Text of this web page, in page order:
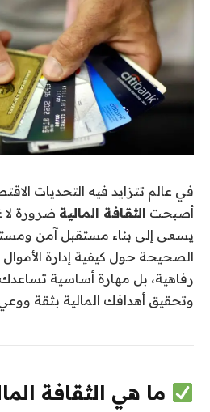
في عالم تتزايد فيه التحديات
أصبحت الثقافة المالية ضرورة
يسعى إلى بناء مستقبل آمن
الصحيحة حول كيفية إدارة
رفاهية، بل مهارة أساسية
وتحقيق أهدافك المالية بثقة
ما هي الثقافة